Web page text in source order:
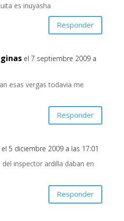
es inuyasha
Responder
el 7 septiembre 2009 a
esas vergas todavia me
Responder
el 5 diciembre 2009 a las 17:01
inspector ardilla daban en
Responder